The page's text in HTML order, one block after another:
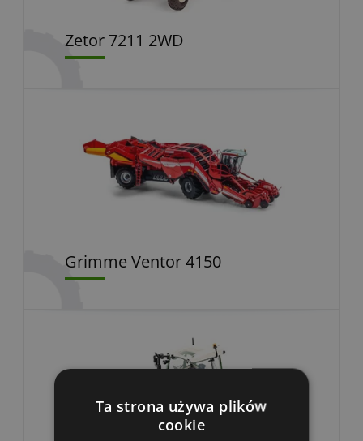
Zetor 7211 2WD
Grimme Ventor 4150
Ta strona używa plików
cookie